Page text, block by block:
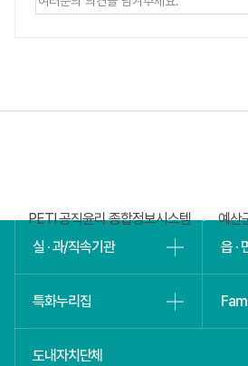
PETI 공직윤리 종합정보시스템 예산
실 · 과/직속기관
읍 ·
특화누리집
도내자치단체